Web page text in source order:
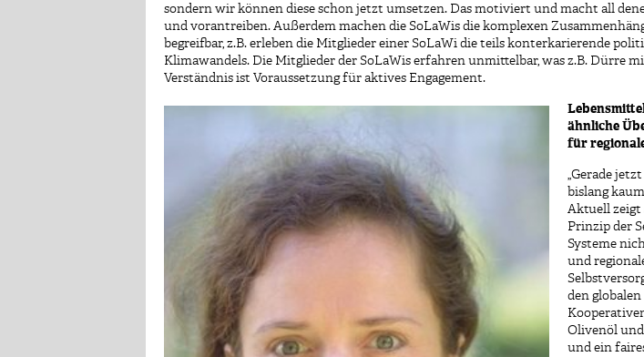
sondern wir können diese schon jetzt umsetzen. Das motiviert und macht all
und vorantreiben. Außerdem machen die SoLaWis die komplexen
begreifbar, z.B. erleben die Mitglieder einer SoLaWi die teils konterkarierende
Klimawandels. Die Mitglieder der SoLaWis erfahren unmittelbar, was z.B. Dürre
Verständnis ist Voraussetzung für aktives Engagement.
ähnliche
für
„Gerade
bislang
Aktuell zeigt
Prinzip der
Systeme
und
den
Olivenöl und
und ein